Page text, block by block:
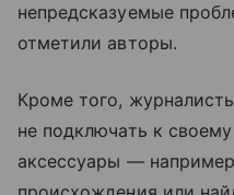
непредсказуемые
отметили авторы.
Кроме того,
не подключать к
аксессуары —